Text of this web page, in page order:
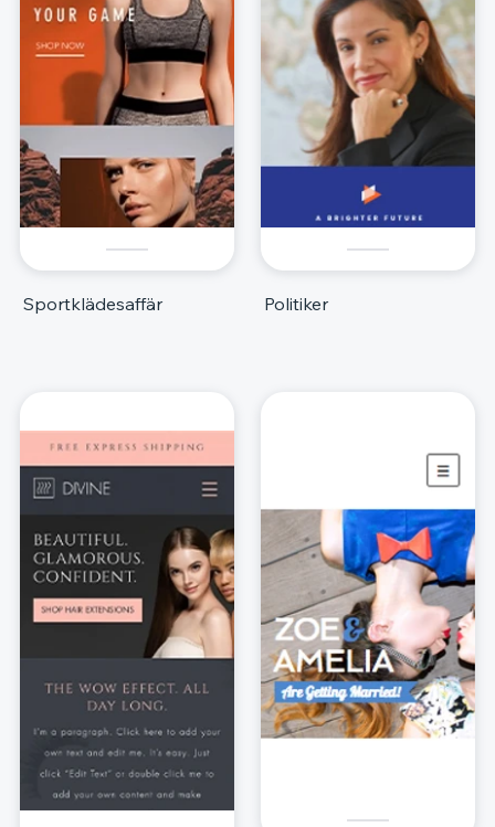
Sportklädesaffär Politiker